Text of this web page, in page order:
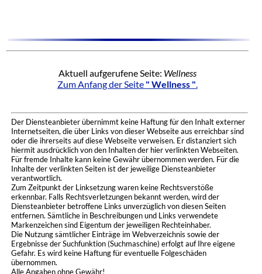
Aktuell aufgerufene Seite: Wellness
Zum Anfang der Seite " Wellness "
Der Diensteanbieter übernimmt keine Haftung für den Inhalt externer
Internetseiten, die über Links von dieser Webseite aus erreichbar sind
oder die ihrerseits auf diese Webseite verweisen. Er distanziert sich
hiermit ausdrücklich von den Inhalten der hier verlinkten Webseiten.
Für fremde Inhalte kann keine Gewähr übernommen werden. Für die
Inhalte der verlinkten Seiten ist der jeweilige Diensteanbieter
verantwortlich.
Zum Zeitpunkt der Linksetzung waren keine Rechtsverstöße
erkennbar. Falls Rechtsverletzungen bekannt werden, wird der
Diensteanbieter betroffene Links unverzüglich von diesen Seiten
entfernen. Sämtliche in Beschreibungen und Links verwendete
Markenzeichen sind Eigentum der jeweiligen Rechteinhaber.
Die Nutzung sämtlicher Einträge im Webverzeichnis sowie der
Ergebnisse der Suchfunktion (Suchmaschine) erfolgt auf Ihre eigene
Gefahr. Es wird keine Haftung für eventuelle Folgeschäden
übernommen.
Alle Angaben ohne Gewähr!